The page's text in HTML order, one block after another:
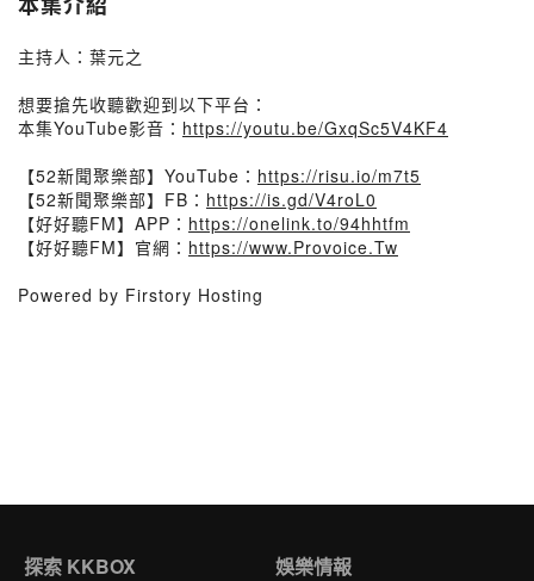
主持人：葉元之
想要搶先收聽歡迎到以下平台：
本集YouTube影音： https://youtu.be/GxqSc5V4KF4
【52新聞聚樂部】YouTube： https://risu.io/m7t5
【52新聞聚樂部】FB： https://is.gd/V4roL0
【好好聽FM】APP： https://onelink.to/94hhtfm
【好好聽FM】官網： https://www.Provoice.Tw
Powered by Firstory Hosting
探索 KKBOX 娛樂情報